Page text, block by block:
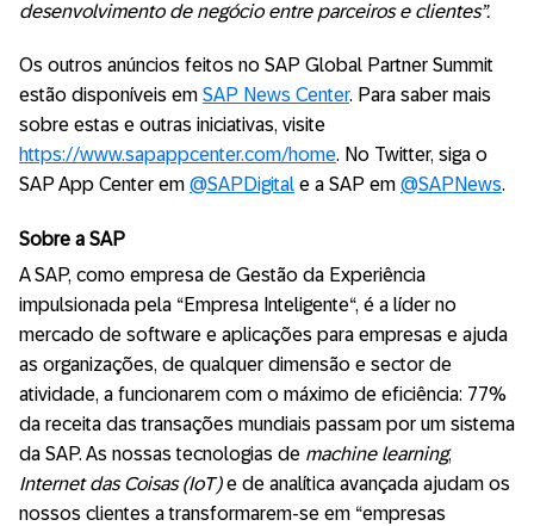
desenvolvimento de negócio entre parceiros e clientes”.
Os outros anúncios feitos no SAP Global Partner Summit
estão disponíveis em SAP News Center. Para saber mais
sobre estas e outras iniciativas, visite
https://www.sapappcenter.com/home. No Twitter, siga o
SAP App Center em @SAPDigital e a SAP em @SAPNews.
Sobre a SAP
A SAP, como empresa de Gestão da Experiência
impulsionada pela “Empresa Inteligente“, é a líder no
mercado de software e aplicações para empresas e ajuda
as organizações, de qualquer dimensão e sector de
atividade, a funcionarem com o máximo de eficiência: 77%
da receita das transações mundiais passam por um sistema
da SAP. As nossas tecnologias de machine learning,
Internet das Coisas (IoT)e de analítica avançada ajudam os
nossos clientes a transformarem-se em “empresas